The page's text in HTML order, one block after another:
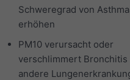
Schweregrad von
erhöhen
PM10 verursacht oder
verschlimmert Bronchitis
andere